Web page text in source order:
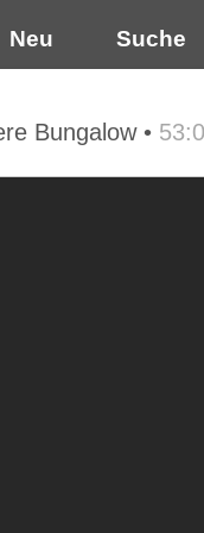
Neu Suche
Bungalow •